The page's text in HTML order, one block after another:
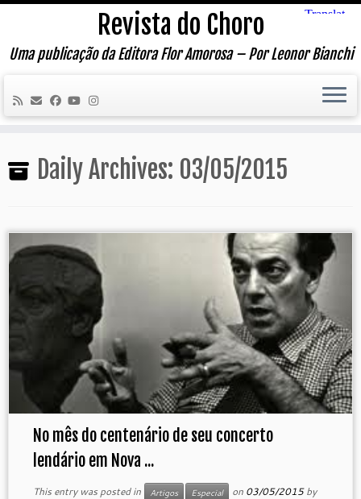
Skip
content
Revista do Choro
Uma publicação da Editora Flor Amorosa – Por Leonor Bianchi
Daily Archives: 03/05/2015
No mês do centenário de seu concerto
lendário em Nova ...
This entry was posted in Artigos Especial on 03/05/2015 by